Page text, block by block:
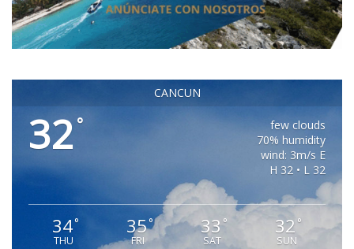
CANCUN
32 °
few clouds
70% humidity
wind: 3m/s E
H 32 • L 32
34°
THU
35°
FRI
33 °
SAT
32 °
SUN